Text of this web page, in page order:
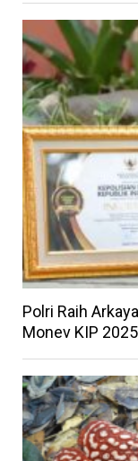
Polri Raih
Monev KIP 2025